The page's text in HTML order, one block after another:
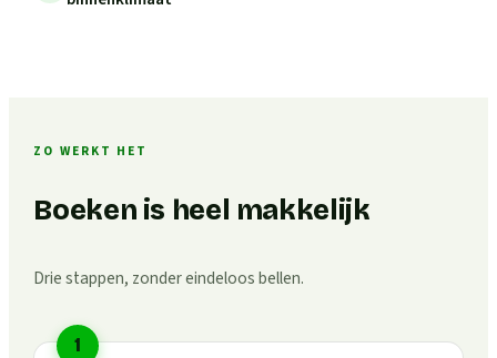
ZO WERKT HET
Boeken is heel makkelijk
Drie stappen, zonder eindeloos bellen.
1